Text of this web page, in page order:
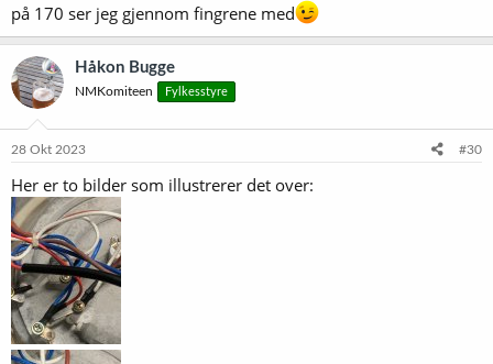
på 170 ser jeg gjennom fingrene med
Håkon Bugge
NMKomiteen Fylkesstyre
28 Okt 2023 #30
Her er to bilder som illustrerer det over: